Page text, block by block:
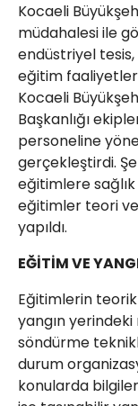
Kocaeli
müdahalesi ile
endüstriyel
eğitim
Kocaeli
Başkanlığı
personeline
gerçekleştirdi.
eğitimlere
eğitimler teori
yapıldı.
EĞİTİM VE
Eğitimlerin
yangın
söndürme
durum
konularda